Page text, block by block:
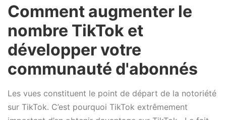
Comment augmenter le
nombre TikTok et
développer votre
communauté d'abonnés
Les vues constituent le point de départ de la notoriété
sur TikTok. C’est pourquoi TikTok extrêmement